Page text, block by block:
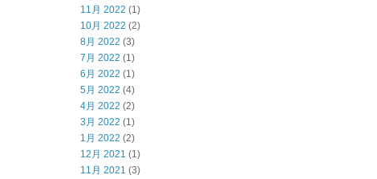
11月 2022 (1)
10月 2022 (2)
8月 2022 (3)
7月 2022 (1)
6月 2022 (1)
5月 2022 (4)
4月 2022 (2)
3月 2022 (1)
1月 2022 (2)
12月 2021 (1)
11月 2021 (3)